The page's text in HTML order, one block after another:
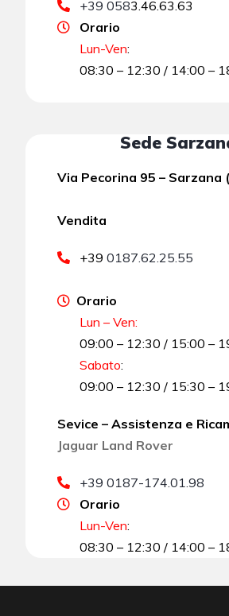
+39 0583.46.63.63
Orario
Lun-Ven:
08:30 – 12:30 / 14:00 –
Sede
Via Pecorina 95 – Sarzana
Vendita
+390187.62.25.55
Orario
Lun – Ven:
09:00 – 12:30 / 15:00 –
Sabato:
09:00 – 12:30 / 15:30 –
Sevice – Assistenza e
Jaguar Land Rover
+39 0187-174.01.98
Orario
Lun-Ven:
08:30 – 12:30 / 14:00 –